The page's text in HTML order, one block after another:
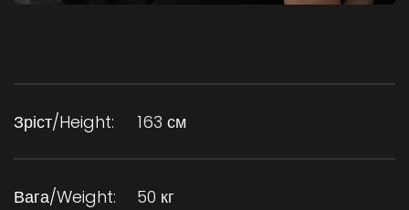
Зріст/Height: 163 см
Вага/Weight: 50 кг